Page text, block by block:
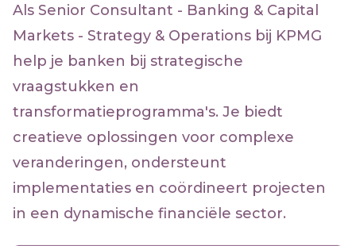
Als Senior Consultant - Banking & Capital
Markets - Strategy & Operations bij KPMG
help je banken bij strategische
vraagstukken en
transformatieprogramma's. Je biedt
creatieve oplossingen voor complexe
veranderingen, ondersteunt
implementaties en coördineert projecten
in een dynamische financiële sector.